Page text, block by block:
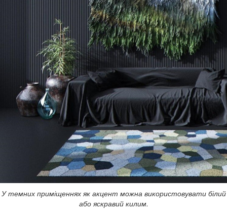
У темних приміщеннях як акцент можна використовувати білий
або яскравий килим.